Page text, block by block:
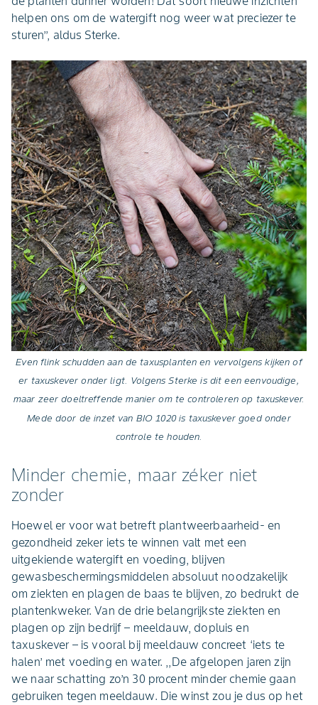
helpen ons om de watergift nog weer wat preciezer te
sturen’’, aldus Sterke.
Even flink schudden aan de taxusplanten en vervolgens kijken of
er taxuskever onder ligt. Volgens Sterke is dit een eenvoudige,
maar zeer doeltreffende manier om te controleren op taxuskever.
Mede door de inzet van BIO 1020 is taxuskever goed onder
controle te houden.
Minder chemie, maar zéker niet
zonder
Hoewel er voor wat betreft plantweerbaarheid- en
gezondheid zeker iets te winnen valt met een
uitgekiende watergift en voeding, blijven
gewasbeschermingsmiddelen absoluut noodzakelijk
om ziekten en plagen de baas te blijven, zo bedrukt de
plantenkweker. Van de drie belangrijkste ziekten en
plagen op zijn bedrijf – meeldauw, dopluis en
taxuskever – is vooral bij meeldauw concreet ‘iets te
halen’ met voeding en water. ,,De afgelopen jaren zijn
we naar schatting zo’n 30 procent minder chemie gaan
gebruiken tegen meeldauw. Die winst zou je dus op het